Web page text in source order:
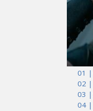
01 |
02 |
03 |
04 |